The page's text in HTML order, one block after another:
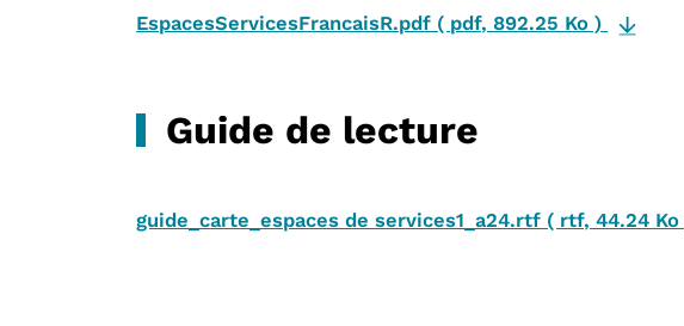
EspacesServicesFrancaisR.pdf ( pdf, 892.25 Ko )
Guide de lecture
guide_carte_espaces de services1_a24.rtf ( rtf, 44.24 Ko